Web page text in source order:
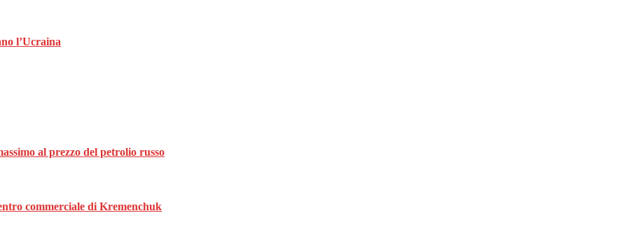
l’Ucraina
al prezzo del petrolio russo
commerciale di Kremenchuk